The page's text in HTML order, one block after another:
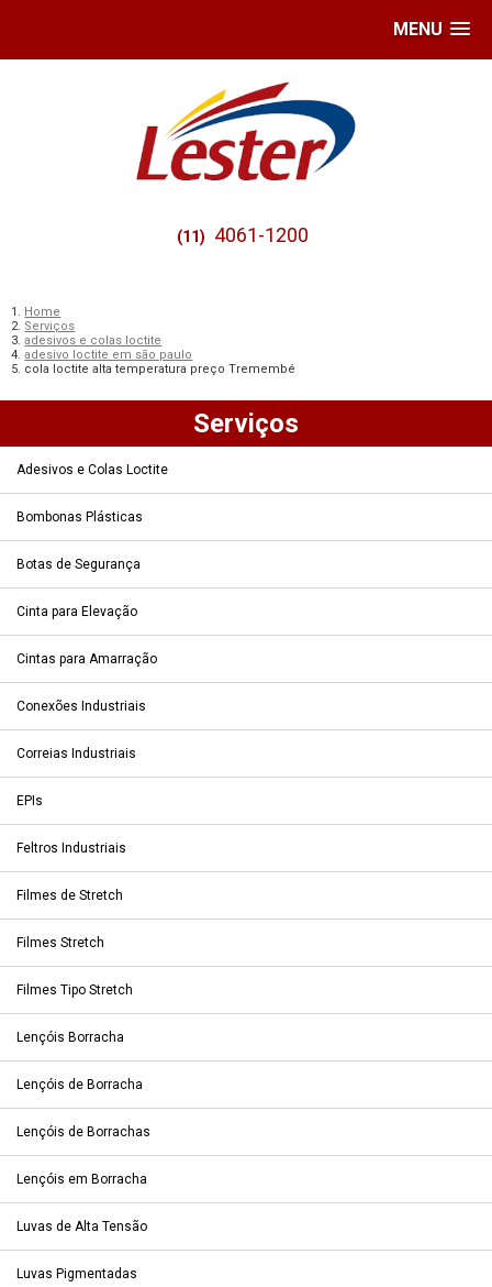
MENU
(11) 4061-1200
Home
Serviços
adesivos e colas loctite
adesivo loctite em são paulo
cola loctite alta temperatura preço Tremembé
Serviços
Adesivos e Colas Loctite
Bombonas Plásticas
Botas de Segurança
Cinta para Elevação
Cintas para Amarração
Conexões Industriais
Correias Industriais
EPIs
Feltros Industriais
Filmes de Stretch
Filmes Stretch
Filmes Tipo Stretch
Lençóis Borracha
Lençóis de Borracha
Lençóis de Borrachas
Lençóis em Borracha
Luvas de Alta Tensão
Luvas Pigmentadas